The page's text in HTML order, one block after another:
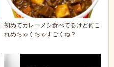
初めてカレーメシ食べてるけど何こ
れめちゃくちゃすごくね？